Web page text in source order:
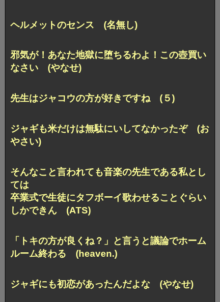
ヘルメットのセンス (名無し)
邪気が！あなた地獄に堕ちるわよ！この壺買い
なさい (やなせ)
先生はジャコウの方が好きですね (５)
ジャギも米だけは無駄にいしてなかったぞ (お
やさい)
そんなこと言われても音楽の先生である私とし
ては
卒業式で生徒にタフボーイ歌わせることぐらい
しかできん (ATS)
「トキの方が良くね？」と言うと議論でホーム
ルーム終わる (heaven.)
ジャギにも初恋があったんだよな (やなせ)